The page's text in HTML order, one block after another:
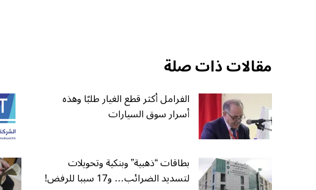
مقالات ذات صلة
الفرامل أكثر قطع الغيار طلبًا وهذه
أسرار سوق السيارات
بطاقات “ذهبية” وبنكية وتحويلات
لتسديد الضرائب… و17 سببا للرفض!